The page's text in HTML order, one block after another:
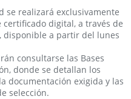
se realizará exclusivamente
digital, a través de
disponible a partir del lunes
consultarse las Bases
donde se detallan los
documentación exigida y las
selección.